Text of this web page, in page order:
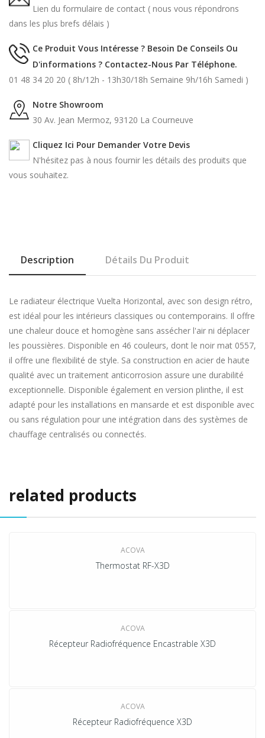
Lien du formulaire de contact ( nous vous répondrons
dans les plus brefs délais )
Ce Produit Vous Intéresse ? Besoin De Conseils Ou
D'informations ? Contactez-Nous Par Téléphone.
01 48 34 20 20 ( 8h/12h - 13h30/18h Semaine 9h/16h Samedi )
Notre Showroom
30 Av. Jean Mermoz, 93120 La Courneuve
Cliquez Ici Pour Demander Votre Devis
N'hésitez pas à nous fournir les détails des produits que
vous souhaitez.
Description Détails Du Produit
Le radiateur électrique Vuelta Horizontal, avec son design rétro,
est idéal pour les intérieurs classiques ou contemporains. Il offre
une chaleur douce et homogène sans assécher l'air ni déplacer
les poussières. Disponible en 46 couleurs, dont le noir mat 0557,
il offre une flexibilité de style. Sa construction en acier de haute
qualité avec un traitement anticorrosion assure une durabilité
exceptionnelle. Disponible également en version plinthe, il est
adapté pour les installations en mansarde et est disponible avec
ou sans régulation pour une intégration dans des systèmes de
chauffage centralisés ou connectés.
related products
ACOVA
Thermostat RF-X3D
ACOVA
Récepteur Radiofréquence Encastrable X3D
ACOVA
Récepteur Radiofréquence X3D